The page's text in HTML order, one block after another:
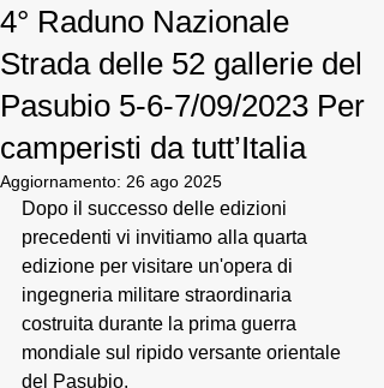
4° Raduno Nazionale
Strada delle 52 gallerie del
Pasubio 5-6-7/09/2023 Per
camperisti da tutt’Italia
Aggiornamento: 26 ago 2025
Dopo il successo delle edizioni
precedenti vi invitiamo alla quarta
edizione per visitare un'opera di
ingegneria militare straordinaria
costruita durante la prima guerra
mondiale sul ripido versante orientale
del Pasubio.